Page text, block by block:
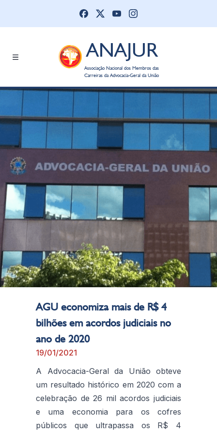
ANAJUR
Associação Nacional dos Membros das
Carreiras da Advocacia-Geral da União
AGU economiza mais de R$ 4
bilhões em acordos judiciais no
ano de 2020
19/01/2021
A Advocacia-Geral da União obteve
um resultado histórico em 2020 com a
celebração de 26 mil acordos judiciais
e uma economia para os cofres
públicos que ultrapassa os R$ 4